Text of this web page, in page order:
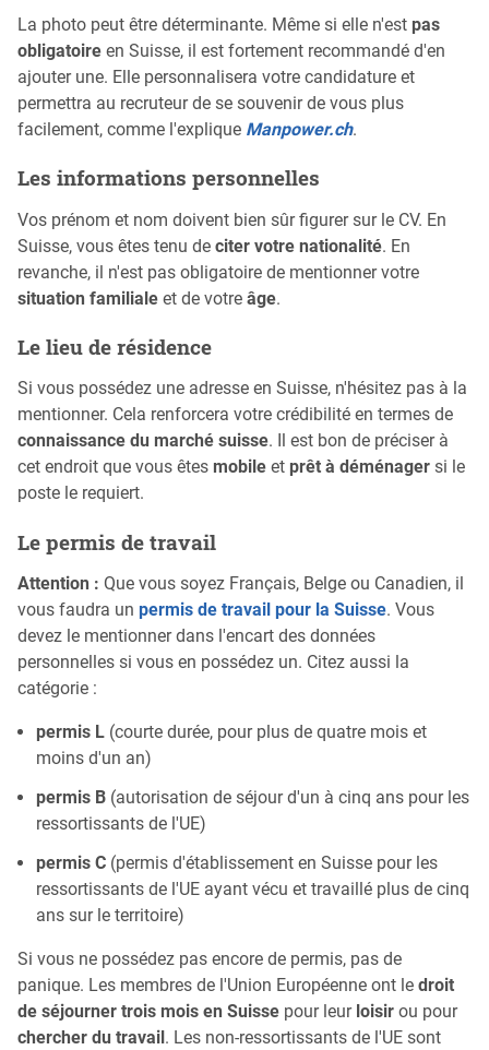
La photo peut être déterminante. Même si elle n'est pas
obligatoire en Suisse, il est fortement recommandé d'en
ajouter une. Elle personnalisera votre candidature et
permettra au recruteur de se souvenir de vous plus
facilement, comme l'explique Manpower.ch.
Les informations personnelles
Vos prénom et nom doivent bien sûr figurer sur le CV. En
Suisse, vous êtes tenu de citer votre nationalité. En
revanche, il n'est pas obligatoire de mentionner votre
situation familiale et de votre âge.
Le lieu de résidence
Si vous possédez une adresse en Suisse, n'hésitez pas à la
mentionner. Cela renforcera votre crédibilité en termes de
connaissance du marché suisse. Il est bon de préciser à
cet endroit que vous êtes mobile et prêt à déménager si le
poste le requiert.
Le permis de travail
Attention : Que vous soyez Français, Belge ou Canadien, il
vous faudra un permis de travail pour la Suisse. Vous
devez le mentionner dans l'encart des données
personnelles si vous en possédez un. Citez aussi la
catégorie :
permis L (courte durée, pour plus de quatre mois et
moins d'un an)
permis B (autorisation de séjour d'un à cinq ans pour les
ressortissants de l'UE)
permis C (permis d'établissement en Suisse pour les
ressortissants de l'UE ayant vécu et travaillé plus de cinq
ans sur le territoire)
Si vous ne possédez pas encore de permis, pas de
panique. Les membres de l'Union Européenne ont le droit
de séjourner trois mois en Suisse pour leur loisir ou pour
chercher du travail. Les non-ressortissants de l'UE sont